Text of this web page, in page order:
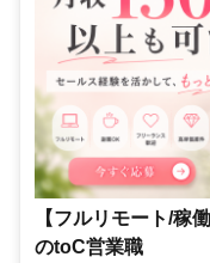
【フルリモート/稼
のtoC営業職